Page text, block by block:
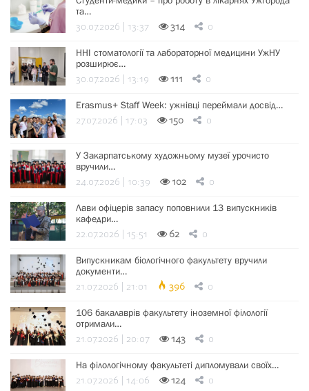
та…
30.07.2026 | 13:37 314 0
ННІ стоматології та лабораторної медицини УжНУ
розширює…
30.07.2026 | 13:19 111 0
Erasmus+ Staff Week: ужнівці переймали досвід…
27.07.2026 | 17:03 150 0
У Закарпатському художньому музеї урочисто
вручили…
24.07.2026 | 10:39 102 0
Лави офіцерів запасу поповнили 13 випускників
кафедри…
22.07.2026 | 15:51 62 0
Випускникам біологічного факультету вручили
документи…
21.07.2026 | 21:01 396 0
106 бакалаврів факультету іноземної філології
отримали…
21.07.2026 | 20:07 143 0
На філологічному факультеті дипломували своїх…
21.07.2026 | 14:06 124 0